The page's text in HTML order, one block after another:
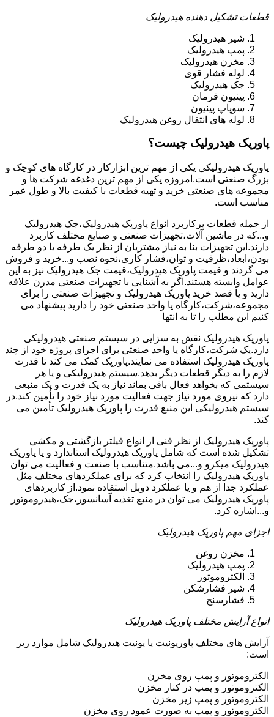
قطعات تشکیل دهنده هیدرولیک
شیر هیدرولیک
پمپ هیدرولیک
مخزن هیدرولیک
لوله فشار قوی
جک هیدرولیک
پینیون فرمان
سوپاپ پینیون
لوله های انتقال روغن هیدرولیک
پاورپک هیدرولیک چیست؟
پاورپک هیدرولیکی یکی از مهم ترین ابزارکار در کارگاه های کوچک و
بزرگ صنعتی است.امروزه یکی از مهم ترین دغدغه شرکت ها و
مجموعه های صنعتی خرید و تهیه قطعات با کیفیت بالا و طول عمر
مناسب است.
از جمله قطعات پرکاربرد انواع پاورپک هیدرولیک،جک هیدرولیک
و...که در ماشین آلات،تجهیزات صنعتی و صنایع مختلف کاربرد
دارند.این تجهیزات بنا به نیاز مشتریان از نظر یک طرفه یا دو طرفه
بودن،ابعاد،ظرفیت و توان،فشار کاری،نحوه نصب و...خرید و فروش
می گردند و قیمت پاورپک هیدرولیک،قیمت جک هیدرولیک نیز به این
عوامل وابسته هستند.اگر به آشنایی با تجهیزات صنعتی مدرن علاقه
دارید و یا قصد خرید پاورپک هیدرولیک و تجهیزات صنعتی را برای
مجموعه،شرکت،کارگاه یا واحد صنعتی خود را دارید پیشنهاد می
کنیم این مطلب را تا به انتها
پاورپک هیدرولیک نقش به سزایی در سیستم صنعتی هیدرولیکی
دارد.یک شرکت،کارگاه یا واحد صنعتی برای اجرای پروژه خود از چند
پاورپک هیدرولیک استفاده می نمایند.پاورپک کمک می کند تا قدرت
لازم را به دیگر قطعات دیگر بدهد.سیستم هیدرولیکی و یا هر
سیستمی که بخواهد فعال باقی بماند نیاز به یک قدرت و یک منبعی
دارد که نیروی مورد نیاز جهت فعالیت مورد نیاز خود را تأمین کند.در
سیستم هیدرولیکی این منبع قدرت را پاورپک هیدرولیک تأمین می
کند.
پاورپک هیدرولیک از نظر فنی از انواع فیلتر بازگشتی و مکشی
تشکیل شده است که شامل پاورپک هیدرولیک استاندارد و یا پاورپک
هیدرولیک میکرو و...می باشد.متناسب با صنعت و فعالیت می توان
پاورپک هیدرولیک را انتخاب کرد که برای عملکردهای مختلف مثل
عملکرد جدا از هم و یا عملکرد دوبل استفاده نمود.از کاربردهای
پاورپک هیدرولیک می توان در منبع تغذیه آسانسور،جک،هیدروموتور
و...اشاره کرد.
اجزای مهم پاورپک هیدرولیک
مخزن روغن
پمپ هیدرولیک
الکتروموتور
شیر فشارشکن
فشارسنج
انواع آرایش مختلف پاورپک هیدرولیک
آرایش های مختلف پاوریونیت یا یونیت هیدرولیک شامل موارد زیر
است:
الکتروموتور و پمپ روی مخزن
الکتروموتور و پمپ در کنار مخزن
الکتروموتور و پمپ زیر مخزن
الکتروموتور و پمپ به صورت عمود روی مخزن